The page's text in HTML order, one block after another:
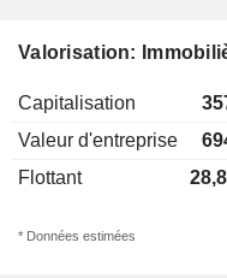
Valorisation:
Capitalisation
Valeur d'entreprise
Flottant
* Données estimées